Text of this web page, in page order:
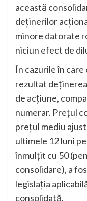
această
deținerilor
minore datorate
niciun efect de
În cazurile în
rezultat
de acțiune,
numerar. Prețul
prețul mediu
ultimele 12 luni
înmulțit cu 50
consolidare), a
legislația
consolidată.